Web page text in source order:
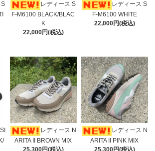
レディース S
F-M6100 BLACK/BLAC
K
22,000円(税込)
レディース S
F-M6100 WHITE
22,000円(税込)
レディース N
ARITA II BROWN MIX
25,300円(税込)
レディース N
ARITA II PINK MIX
25,300円(税込)